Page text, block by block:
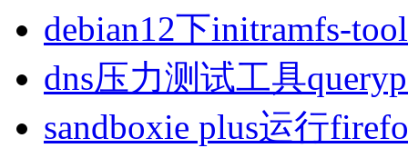
debian12下initramfs-
dns压力测试工具
sandboxie plus运行